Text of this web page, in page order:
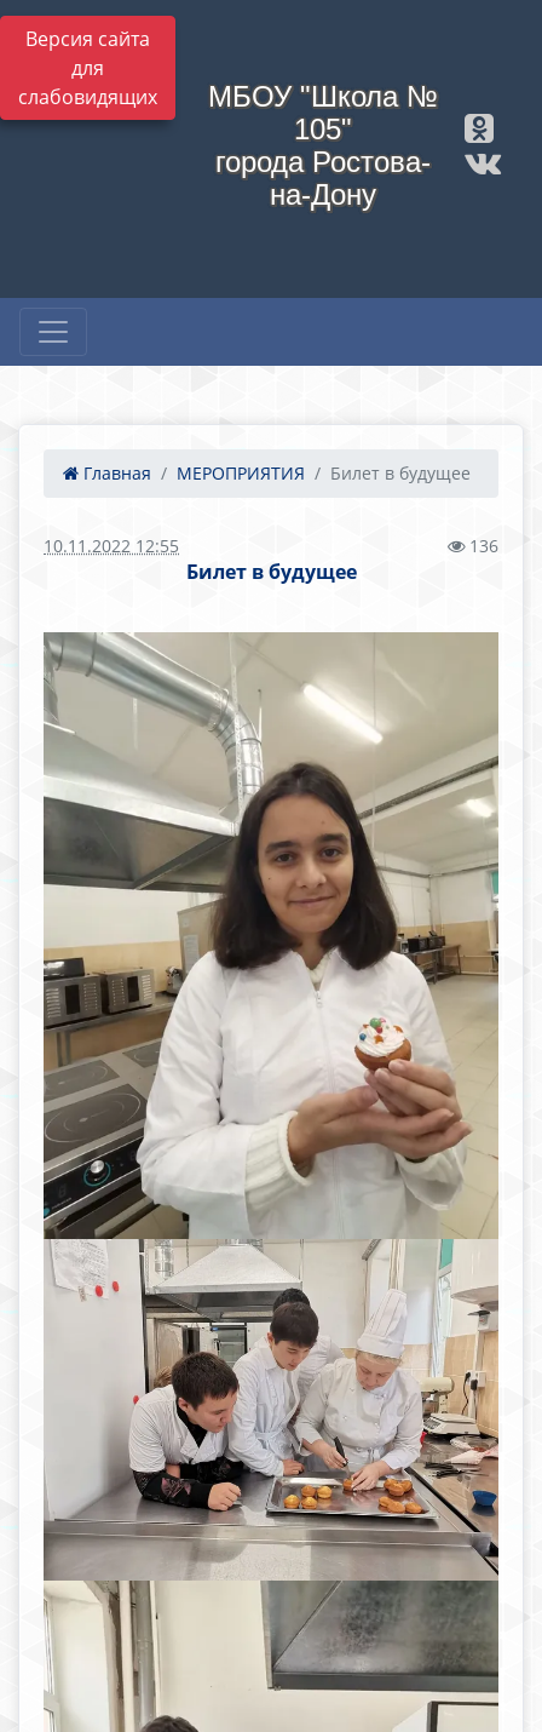
Версия сайта
для
слабовидящих
МБОУ "Школа №
105"
города Ростова-
на-Дону
Главная МЕРОПРИЯТИЯ Билет в будущее
10.11.2022 12:55 136
Билет в будущее